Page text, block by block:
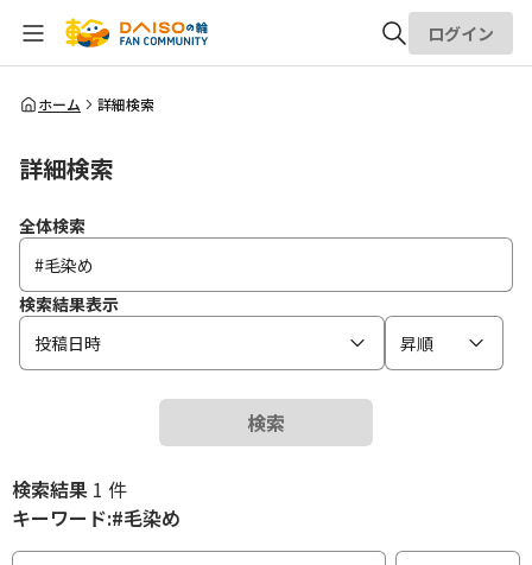
全体検索
ログイン
ホーム 詳細検索
詳細検索
全体検索
検索結果表示
投稿日時
昇順
検索
検索結果 1 件
キーワード:#毛染め